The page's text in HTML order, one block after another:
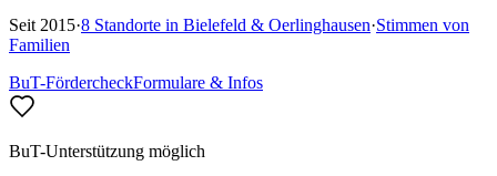
Seit 2015·8 Standorte in Bielefeld & Oerlinghausen·Stimmen von
Familien
BuT-FördercheckFormulare & Infos
BuT-Unterstützung möglich